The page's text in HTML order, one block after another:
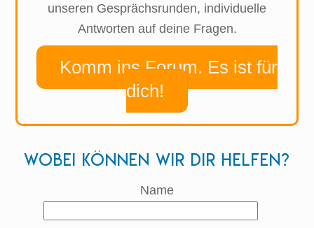
unseren Gesprächsrunden, individuelle
Antworten auf deine Fragen.
Komm ins Forum. Es ist für
dich!
Wobei können wir dir helfen?
Name